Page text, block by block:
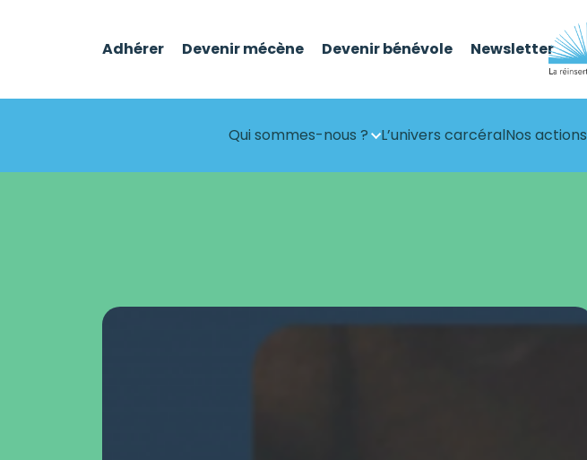
Adhérer Devenir mécène Devenir bénévole Newsletter
Qui sommes-nous ? L’univers carcéralNos actions